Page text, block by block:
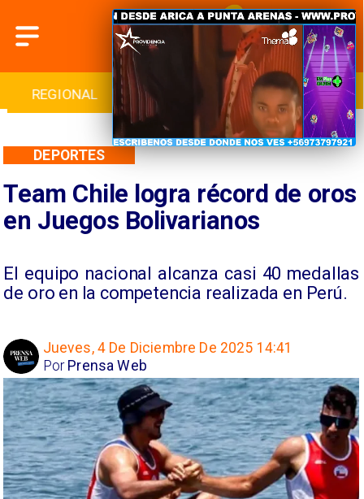
INTERNACIONAL DEPORTES CULTURA
Team Chile logra récord de oros
en Juegos Bolivarianos
El equipo nacional alcanza casi 40 medallas
de oro en la competencia realizada en Perú.
DEPORTES
Jueves, 4 De Diciembre De 2025 14:41
Prensa Web
Por